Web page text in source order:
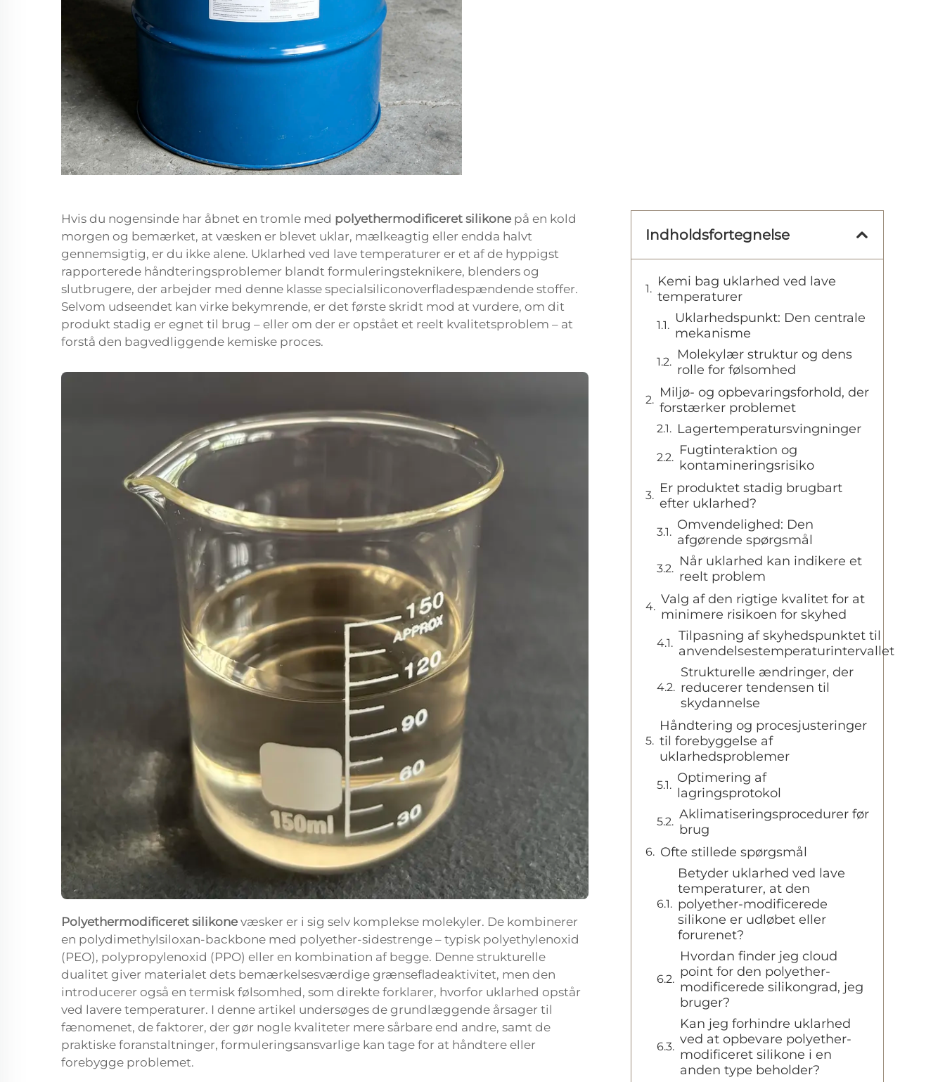
Hvis du nogensinde har åbnet en tromle med polyethermodificeret silikone på en kold
morgen og bemærket, at væsken er blevet uklar, mælkeagtig eller endda halvt
gennemsigtig, er du ikke alene. Uklarhed ved lave temperaturer er et af de hyppigst
rapporterede håndteringsproblemer blandt formuleringsteknikere, blenders og
slutbrugere, der arbejder med denne klasse specialsiliconoverfladespændende stoffer.
Selvom udseendet kan virke bekymrende, er det første skridt mod at vurdere, om dit
produkt stadig er egnet til brug – eller om der er opstået et reelt kvalitetsproblem – at
forstå den bagvedliggende kemiske proces.
Polyethermodificeret silikone væsker er i sig selv komplekse molekyler. De kombinerer
en polydimethylsiloxan-backbone med polyether-sidestrenge – typisk polyethylenoxid
(PEO), polypropylenoxid (PPO) eller en kombination af begge. Denne strukturelle
dualitet giver materialet dets bemærkelsesværdige grænsefladeaktivitet, men den
introducerer også en termisk følsomhed, som direkte forklarer, hvorfor uklarhed opstår
ved lavere temperaturer. I denne artikel undersøges de grundlæggende årsager til
fænomenet, de faktorer, der gør nogle kvaliteter mere sårbare end andre, samt de
praktiske foranstaltninger, formuleringsansvarlige kan tage for at håndtere eller
forebygge problemet.
Indholdsfortegnelse
Kemi bag uklarhed ved lave
temperaturer
Uklarhedspunkt: Den centrale
mekanisme
Molekylær struktur og dens
rolle for følsomhed
Miljø- og opbevaringsforhold, der
forstærker problemet
Lagertemperatursvingninger
Fugtinteraktion og
kontamineringsrisiko
Er produktet stadig brugbart
efter uklarhed?
Omvendelighed: Den
afgørende spørgsmål
Når uklarhed kan indikere et
reelt problem
Valg af den rigtige kvalitet for at
minimere risikoen for skyhed
Tilpasning af skyhedspunktet til
anvendelsestemperaturintervallet
Strukturelle ændringer, der
reducerer tendensen til
skydannelse
Håndtering og procesjusteringer
til forebyggelse af
uklarhedsproblemer
Optimering af
lagringsprotokol
Aklimatiseringsprocedurer før
brug
Ofte stillede spørgsmål
Betyder uklarhed ved lave
temperaturer, at den
polyether-modificerede
silikone er udløbet eller
forurenet?
Hvordan finder jeg cloud
point for den polyether-
modificerede silikongrad, jeg
bruger?
Kan jeg forhindre uklarhed
ved at opbevare polyether-
modificeret silikone i en
anden type beholder?